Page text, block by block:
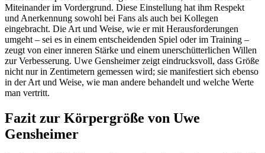
Miteinander im Vordergrund. Diese Einstellung hat ihm Respekt
und Anerkennung sowohl bei Fans als auch bei Kollegen
eingebracht. Die Art und Weise, wie er mit Herausforderungen
umgeht – sei es in einem entscheidenden Spiel oder im Training –
zeugt von einer inneren Stärke und einem unerschütterlichen Willen
zur Verbesserung. Uwe Gensheimer zeigt eindrucksvoll, dass Größe
nicht nur in Zentimetern gemessen wird; sie manifestiert sich ebenso
in der Art und Weise, wie man andere behandelt und welche Werte
man vertritt.
Fazit zur Körpergröße von Uwe
Gensheimer